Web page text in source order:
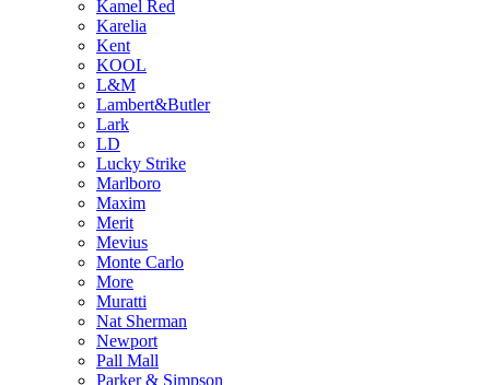
Kamel Red
Karelia
Kent
KOOL
L&M
Lambert&Butler
Lark
LD
Lucky Strike
Marlboro
Maxim
Merit
Mevius
Monte Carlo
More
Muratti
Nat Sherman
Newport
Pall Mall
Parker & Simpson